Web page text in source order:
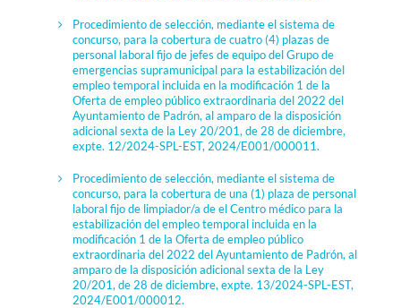
Procedimiento de selección, mediante el sistema de
concurso, para la cobertura de cuatro (4) plazas de
personal laboral fijo de jefes de equipo del Grupo de
emergencias supramunicipal para la estabilización del
empleo temporal incluida en la modificación 1 de la
Oferta de empleo público extraordinaria del 2022 del
Ayuntamiento de Padrón, al amparo de la disposición
adicional sexta de la Ley 20/201, de 28 de diciembre,
expte. 12/2024-SPL-EST, 2024/E001/000011.
Procedimiento de selección, mediante el sistema de
concurso, para la cobertura de una (1) plaza de personal
laboral fijo de limpiador/a de el Centro médico para la
estabilización del empleo temporal incluida en la
modificación 1 de la Oferta de empleo público
extraordinaria del 2022 del Ayuntamiento de Padrón, al
amparo de la disposición adicional sexta de la Ley
20/201, de 28 de diciembre, expte. 13/2024-SPL-EST,
2024/E001/000012.